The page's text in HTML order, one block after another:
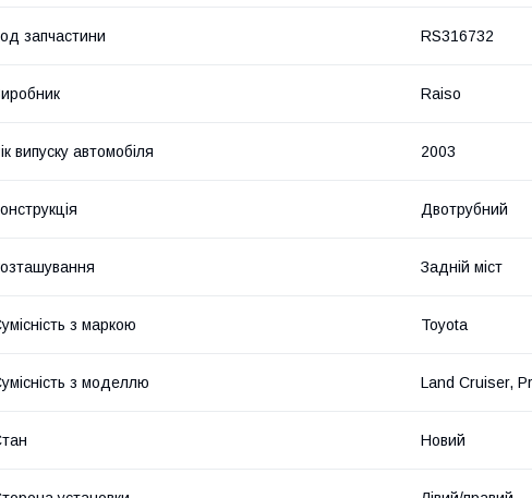
запчастини RS316732
Raiso
випуску автомобіля 2003
Двотрубний
Задній міст
з маркою Toyota
з моделлю Land Cruiser,
Новий